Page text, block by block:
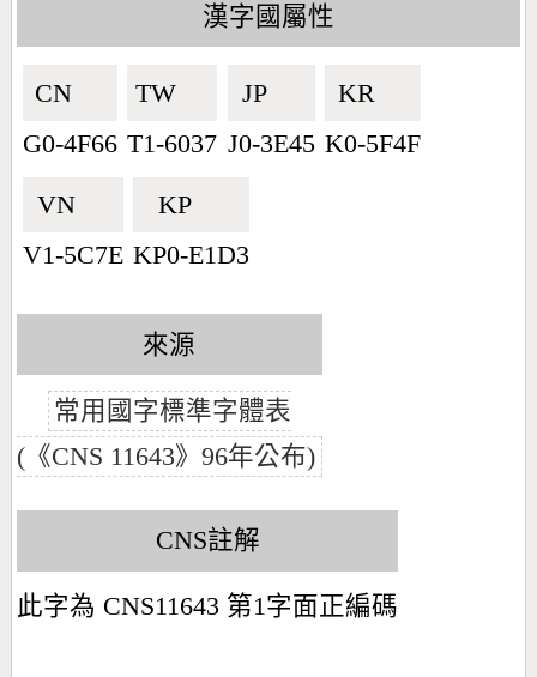
漢字國屬性
CN🇨🇳
G0-4F66
TW🇹🇼
T1-6037
JP🇯🇵
J0-3E45
KR🇰🇷
K0-5F4F
VN🇻🇳
V1-5C7E
KP🇰🇵
KP0-E1D3
來源
常用國字標準字體表
(《CNS 11643》96年公布)
CNS註解
此字為 CNS11643 第1字面正編碼